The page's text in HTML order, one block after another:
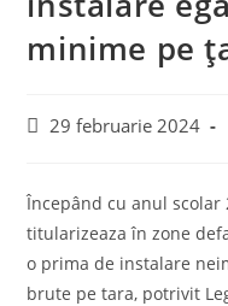
minime pe
Post29 februarie 2024
Începând cu anul scolar
titularizeaza în zone
o prima de instalare
brute pe tara, potrivit